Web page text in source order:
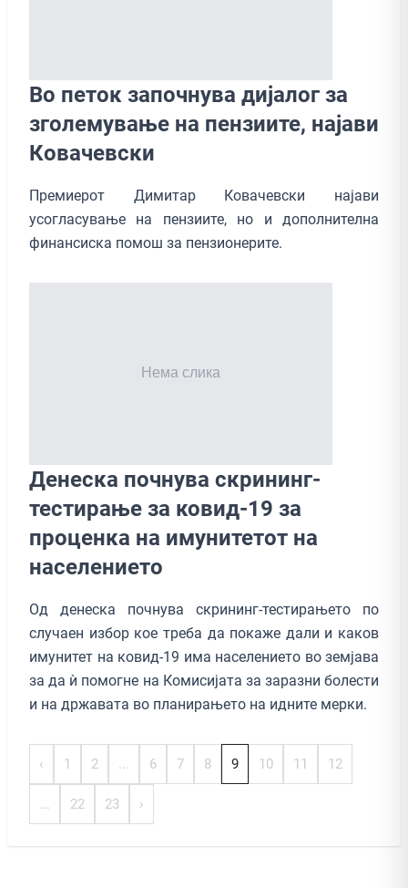
Во петок започнува дијалог за
зголемување на пензиите, најави
Ковачевски
Премиерот Димитар Ковачевски најави
усогласување на пензиите, но и дополнителна
финансиска помош за пензионерите.
Денеска почнува скрининг-
тестирање за ковид-19 за
проценка на имунитетот на
населението
Од денеска почнува скрининг-тестирањето по
случаен избор кое треба да покаже дали и каков
имунитет на ковид-19 има населението во земјава
за да ѝ помогне на Комисијата за заразни болести
и на државата во планирањето на идните мерки.
‹ 1 2 ... 6 7 8 9 10 11 12
... 22 23 ›